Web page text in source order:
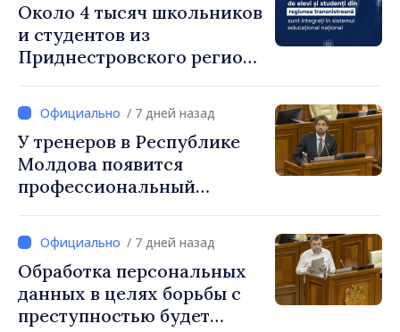
Около 4 тысяч школьников
и студентов из
Приднестровского региона
национальную систему
образования/ 7 дней назад
У тренеров в Республике
Молдова появится
профессиональный
отмечаться ежегодно 25
сентября
/ 7 дней назад
Обработка персональных
данных в целях борьбы с
преступностью будет